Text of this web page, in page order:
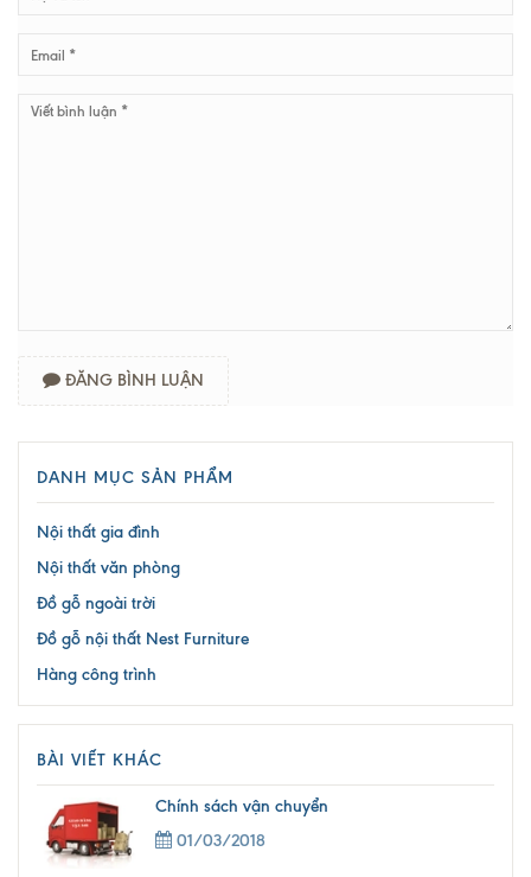
ĐĂNG BÌNH LUẬN
DANH MỤC SẢN PHẨM
Nội thất gia đình
Nội thất văn phòng
Đồ gỗ ngoài trời
Đồ gỗ nội thất Nest Furniture
Hàng công trình
BÀI VIẾT KHÁC
Chính sách vận chuyển
01/03/2018